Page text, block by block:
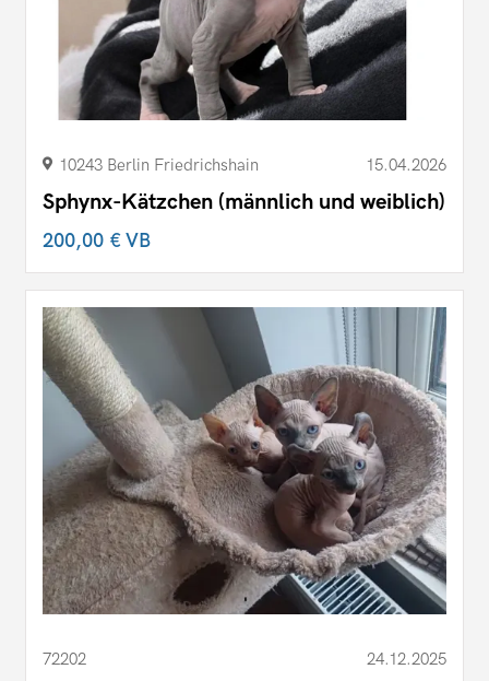
10243 Berlin Friedrichshain 15.04.2026
Sphynx-Kätzchen (männlich und weiblich)
200,00 €VB
72202 24.12.2025